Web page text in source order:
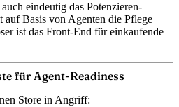
eindeutig das Potenzieren-
auf Basis von Agenten die Pflege
ist das Front-End für einkaufende
für Agent-Readiness
Store in Angriff: